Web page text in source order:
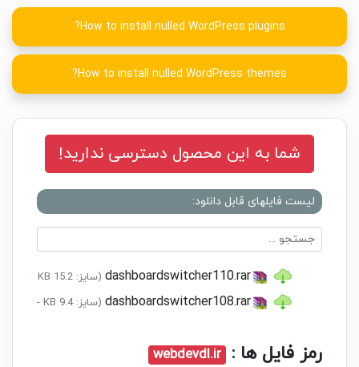
How to install nulled WordPress plugins?
How to install nulled WordPress themes?
شما به این محصول دسترسی ندارید!
لیست فایلهای قابل دانلود:
dashboardswitcher110.rar (سایز: 15.2 KB - تاریخ: 18/10/1398 04:12:14 ب.ظ)
dashboardswitcher108.rar (سایز: 9.4 KB - تاریخ: 20/07/1398 06:14:19 ب.ظ)
رمز فایل ها : webdevdl.ir